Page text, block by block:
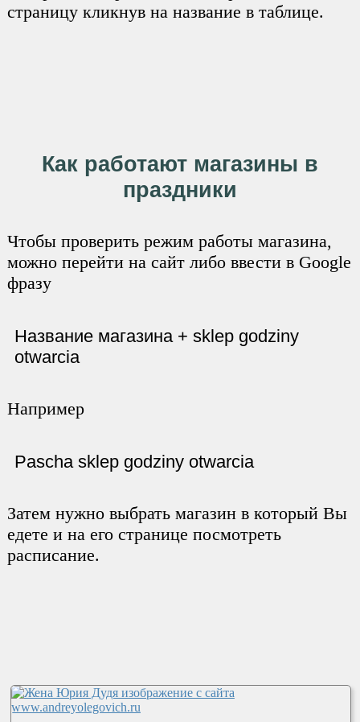
страницу кликнув на название в таблице.
Как работают магазины в
праздники
Чтобы проверить режим работы магазина,
можно перейти на сайт либо ввести в Google
фразу
Название магазина + sklep godziny
otwarcia
Например
Pascha sklep godziny otwarcia
Затем нужно выбрать магазин в который Вы
едете и на его странице посмотреть
расписание.